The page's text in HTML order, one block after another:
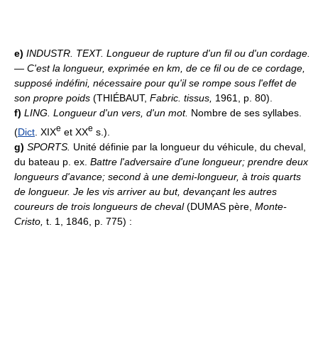
e) INDUSTR. TEXT. Longueur de rupture d'un fil ou d'un cordage.
— C'est la longueur, exprimée en km, de ce fil ou de ce cordage,
supposé indéfini, nécessaire pour qu'il se rompe sous l'effet de
son propre poids (THIÉBAUT, Fabric. tissus, 1961, p. 80).
f) LING. Longueur d'un vers, d'un mot. Nombre de ses syllabes.
(Dict . XIXe et XXe s.).
g) SPORTS. Unité définie par la longueur du véhicule, du cheval,
du bateau p. ex. Battre l'adversaire d'une longueur; prendre deux
longueurs d'avance; second à une demi-longueur, à trois quarts
de longueur. Je les vis arriver au but, devançant les autres
coureurs de trois longueurs de cheval(DUMAS père, Monte-
Cristo, t. 1, 1846, p. 775) :